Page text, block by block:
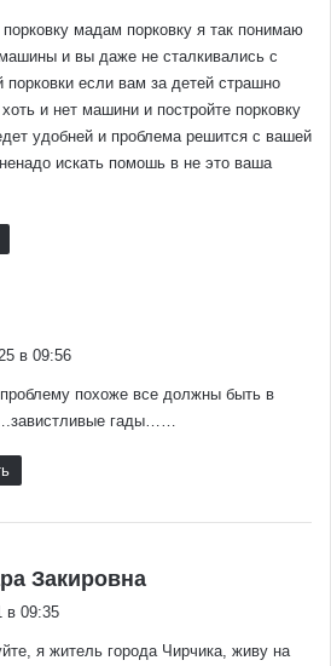
порковку мадам порковку я так понимаю
и вы даже не сталкивались с
порковки если вам за детей страшно
хоть и нет машини и постройте порковку
удобней и проблема решится с вашей
искать помошь в не это ваша
в 09:56
похоже все должны быть в
гады……
Закировна
в 09:35
я житель города Чирчика, живу на